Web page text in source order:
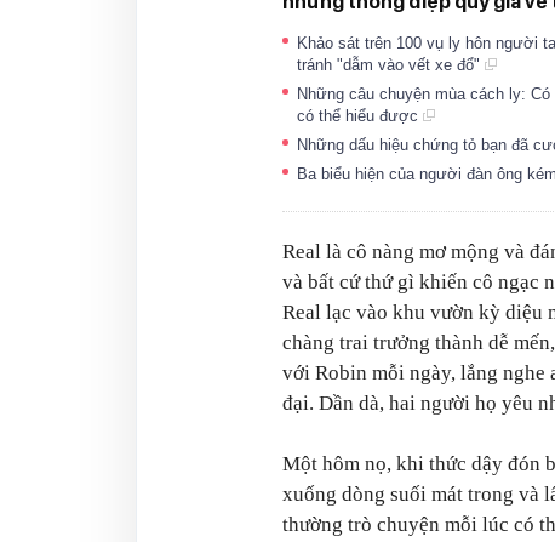
Khảo sát trên 100 vụ ly hôn người
tránh "dẫm vào vết xe đổ"
Những câu chuyện mùa cách ly:
có thể hiểu được
Những dấu hiệu chứng tỏ bạn đã
Ba biểu hiện của người đàn ông
Real là cô nàng mơ mộng và
và bất cứ thứ gì khiến cô ngạc
Real lạc vào khu vườn kỳ diệu
chàng trai trưởng thành dễ
với Robin mỗi ngày, lắng nghe
đại. Dần dà, hai người họ yêu
Một hôm nọ, khi thức dậy đón
xuống dòng suối mát trong và
thường trò chuyện mỗi lúc có